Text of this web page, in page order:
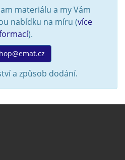
materiálu a my Vám
nabídku na míru (více
).
a způsob dodání.